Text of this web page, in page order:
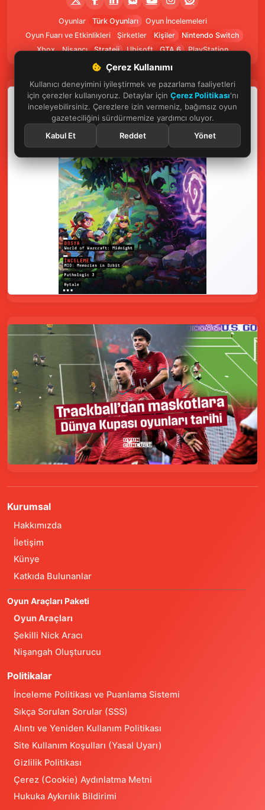
Çerez Kullanımı
Kullanıcı deneyimini iyileştirmek ve pazarlama faaliyetleri
için çerezler kullanıyoruz. Detaylar için Çerez Politikası'nı
inceleyebilirsiniz. Çerezlere izin vermeniz, bağımsız oyun
gazeteciliğini sürdürmemize yardımcı oluyor.
Kabul Et
Reddet Yönet
Oyunlar Türk Oyunları
Oyun İncelemeleri
Oyun Fuarı ve Etkinlikleri
Şirketler Kişiler
Nintendo Switch
Xbox
Nişancı Strateji Ubisoft GTA 6 PlayStation
Kurumsal
Hakkımızda
İletişim
Künye
Katkıda Bulunanlar
Oyun Araçları Paketi
Oyun Araçları
Şekilli Nick Aracı
Nişangah Oluşturucu
Politikalar
İnceleme Politikası ve Puanlama Sistemi
Sıkça Sorulan Sorular (SSS)
Alıntı ve Yeniden Kullanım Politikası
Site Kullanım Koşulları (Yasal Uyarı)
Gizlilik Politikası
Çerez (Cookie) Aydınlatma Metni
Hukuka Aykırılık Bildirimi